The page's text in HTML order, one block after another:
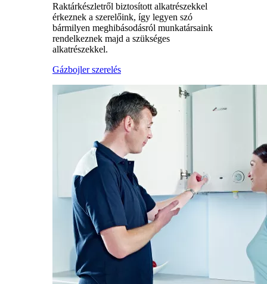
Raktárkészletről biztosított alkatrészekkel
érkeznek a szerelőink, így legyen szó
bármilyen meghibásodásról munkatársaink
rendelkeznek majd a szükséges
alkatrészekkel.
Gázbojler szerelés